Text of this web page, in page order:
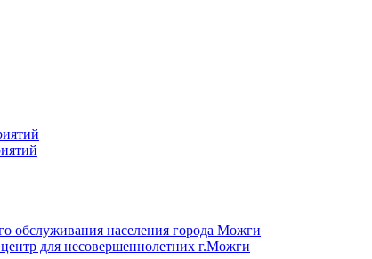
обслуживания населения города Можги
для несовершеннолетних г.Можги